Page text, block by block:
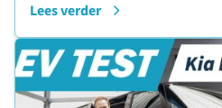
Lees verder